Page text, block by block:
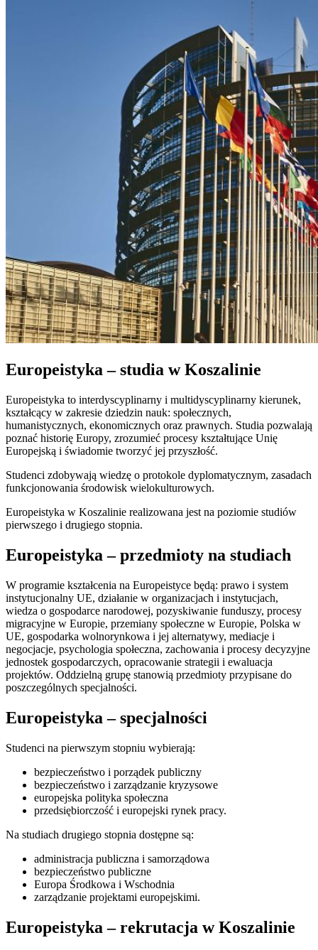
Europeistyka – studia w Koszalinie
Europeistyka to interdyscyplinarny i multidyscyplinarny kierunek,
kształcący w zakresie dziedzin nauk: społecznych,
humanistycznych, ekonomicznych oraz prawnych. Studia pozwalają
poznać historię Europy, zrozumieć procesy kształtujące Unię
Europejską i świadomie tworzyć jej przyszłość.
Studenci zdobywają wiedzę o protokole dyplomatycznym, zasadach
funkcjonowania środowisk wielokulturowych.
Europeistyka w Koszalinie realizowana jest na poziomie studiów
pierwszego i drugiego stopnia.
Europeistyka – przedmioty na studiach
W programie kształcenia na Europeistyce będą: prawo i system
instytucjonalny UE, działanie w organizacjach i instytucjach,
wiedza o gospodarce narodowej, pozyskiwanie funduszy, procesy
migracyjne w Europie, przemiany społeczne w Europie, Polska w
UE, gospodarka wolnorynkowa i jej alternatywy, mediacje i
negocjacje, psychologia społeczna, zachowania i procesy decyzyjne
jednostek gospodarczych, opracowanie strategii i ewaluacja
projektów. Oddzielną grupę stanowią przedmioty przypisane do
poszczególnych specjalności.
Europeistyka – specjalności
Studenci na pierwszym stopniu wybierają:
bezpieczeństwo i porządek publiczny
bezpieczeństwo i zarządzanie kryzysowe
europejska polityka społeczna
przedsiębiorczość i europejski rynek pracy.
Na studiach drugiego stopnia dostępne są:
administracja publiczna i samorządowa
bezpieczeństwo publiczne
Europa Środkowa i Wschodnia
zarządzanie projektami europejskimi.
Europeistyka – rekrutacja w Koszalinie